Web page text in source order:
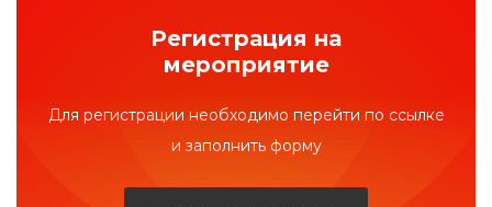
Регистрация на
мероприятие
Для регистрации необходимо перейти по ссылке
и заполнить форму